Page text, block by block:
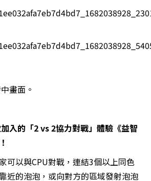
畫面。
入的「2 vs 2協力對戰」體驗《益智
可以與CPU對戰，連結3個以上同色
近的泡泡，或向對方的區域發射泡泡